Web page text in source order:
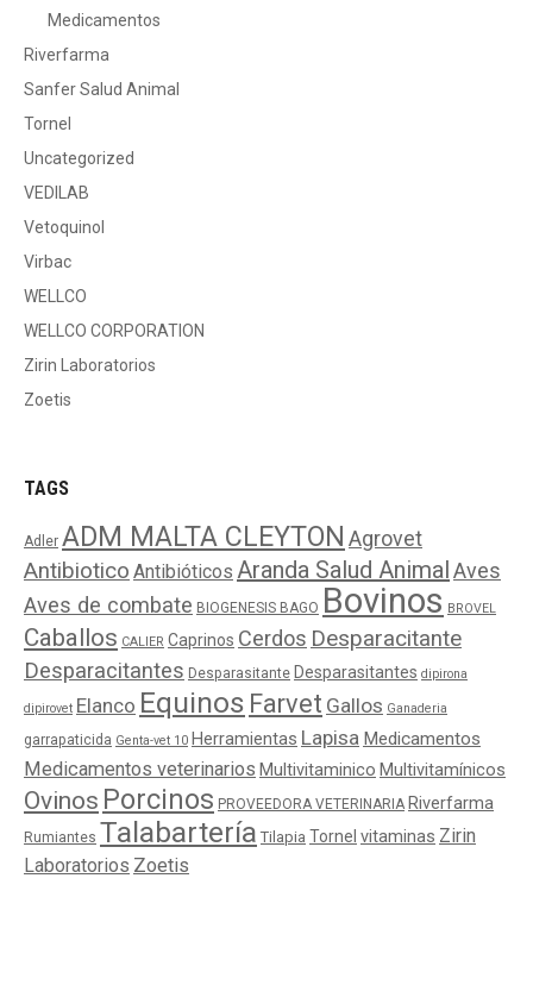
Medicamentos
Riverfarma
Sanfer Salud Animal
Tornel
Uncategorized
VEDILAB
Vetoquinol
Virbac
WELLCO
WELLCO CORPORATION
Zirin Laboratorios
Zoetis
TAGS
Adler ADM MALTA CLEYTON Agrovet
Antibiotico Antibióticos Aranda Salud AnimalAves
Aves de combate BIOGENESIS BAGO Bovinos BROVEL
Caballos CALIER Caprinos Cerdos Desparacitante
Desparacitantes Desparasitante Desparasitantes dipirona
dipirovet Elanco Equinos Farvet Gallos Ganaderia
garrapaticida Genta-vet 10 Herramientas Lapisa Medicamentos
Medicamentos veterinarios Multivitaminico Multivitamínicos
Ovinos Porcinos PROVEEDORA VETERINARIA Riverfarma
Rumiantes Talabartería Tilapia Tornel vitaminas Zirin
Laboratorios Zoetis